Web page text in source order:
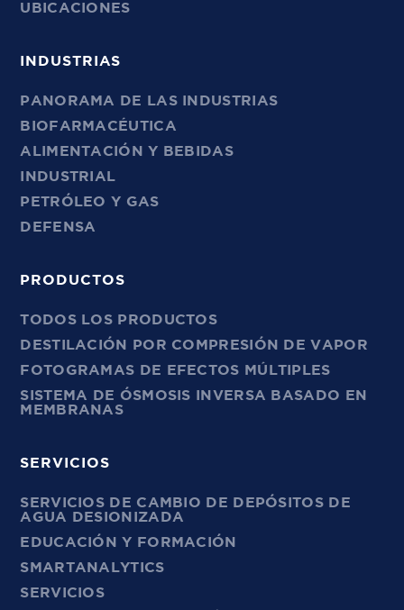
UBICACIONES
INDUSTRIAS
PANORAMA DE LAS INDUSTRIAS
BIOFARMACÉUTICA
ALIMENTACIÓN Y BEBIDAS
INDUSTRIAL
PETRÓLEO Y GAS
DEFENSA
PRODUCTOS
TODOS LOS PRODUCTOS
DESTILACIÓN POR COMPRESIÓN DE VAPOR
FOTOGRAMAS DE EFECTOS MÚLTIPLES
SISTEMA DE ÓSMOSIS INVERSA BASADO EN
MEMBRANAS
SERVICIOS
SERVICIOS DE CAMBIO DE DEPÓSITOS DE
AGUA DESIONIZADA
EDUCACIÓN Y FORMACIÓN
SMARTANALYTICS
SERVICIOS